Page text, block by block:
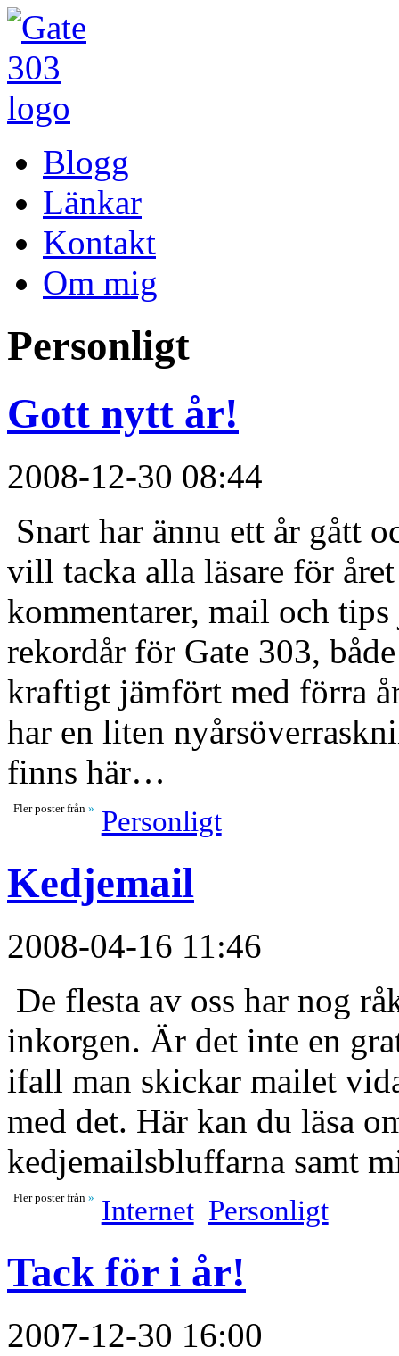
Blogg
Länkar
Kontakt
Om mig
Personligt
Gott nytt år!
2008-12-30 08:44
Snart har ännu ett år gått
vill tacka alla läsare för
kommentarer, mail och
rekordår för Gate 303,
kraftigt jämfört med förra
har en liten
finns här…
Fler poster från» Personligt
Kedjemail
2008-04-16 11:46
De flesta av oss har nog
inkorgen. Är det inte en
ifall man skickar mailet
med det. Här kan du läsa
kedjemailsbluffarna samt
Fler poster från» Internet Personligt
Tack för i år!
2007-12-30 16:00